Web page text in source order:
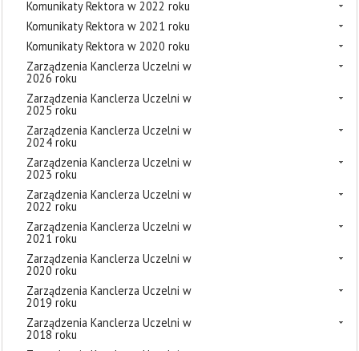
Komunikaty Rektora w 2022 roku
Komunikaty Rektora w 2021 roku
Komunikaty Rektora w 2020 roku
Zarządzenia Kanclerza Uczelni w
2026 roku
Zarządzenia Kanclerza Uczelni w
2025 roku
Zarządzenia Kanclerza Uczelni w
2024 roku
Zarządzenia Kanclerza Uczelni w
2023 roku
Zarządzenia Kanclerza Uczelni w
2022 roku
Zarządzenia Kanclerza Uczelni w
2021 roku
Zarządzenia Kanclerza Uczelni w
2020 roku
Zarządzenia Kanclerza Uczelni w
2019 roku
Zarządzenia Kanclerza Uczelni w
2018 roku